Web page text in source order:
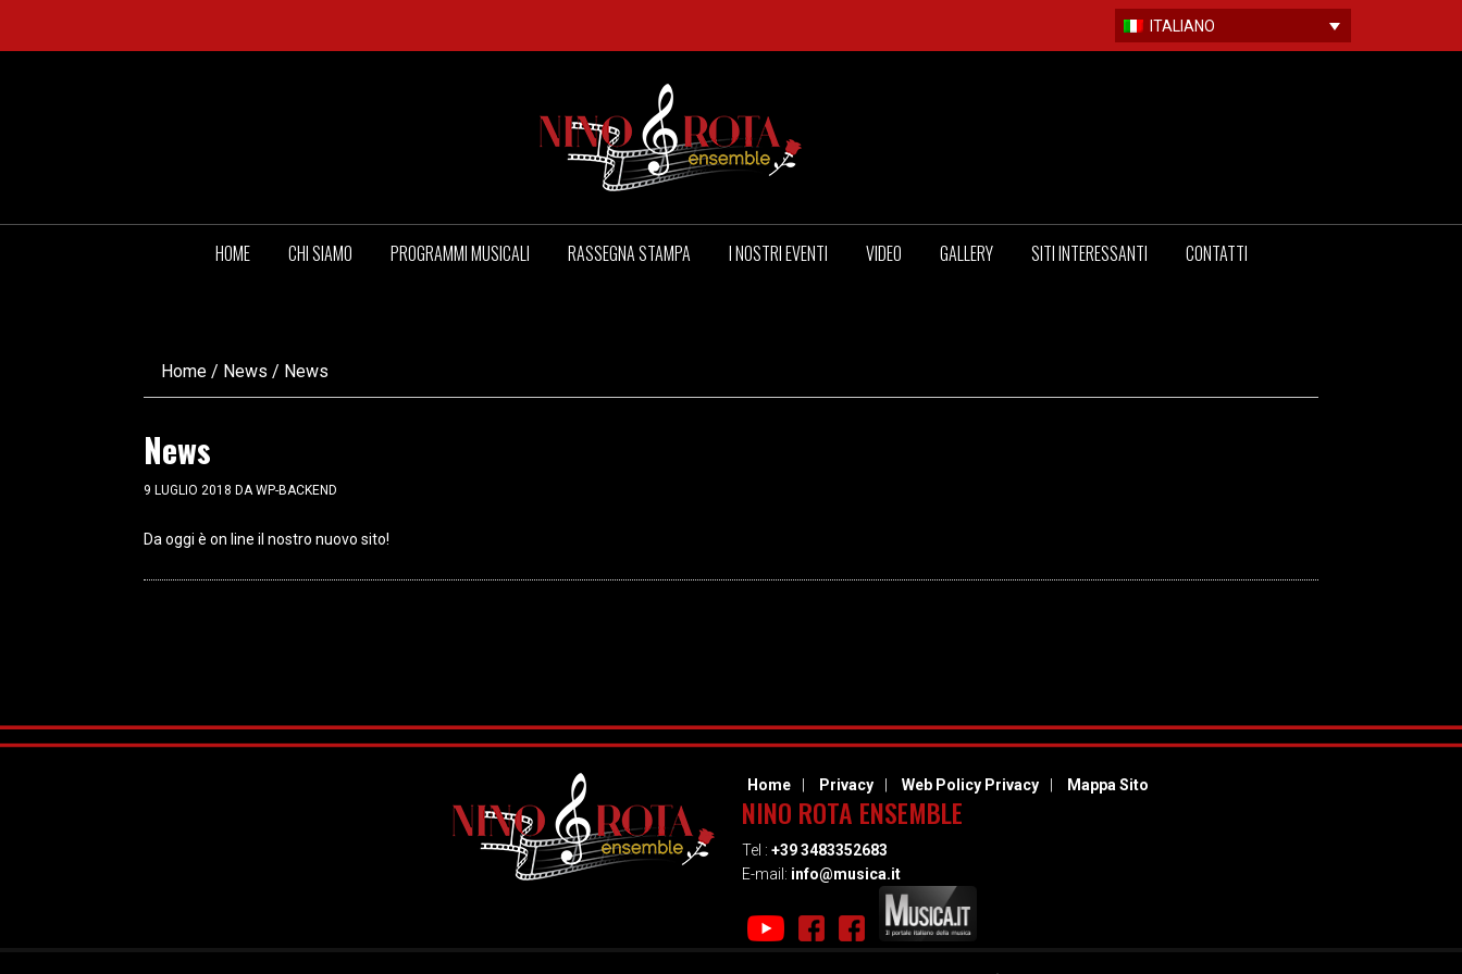
ITALIANO
HOME CHI SIAMO PROGRAMMI MUSICALI RASSEGNA STAMPA I NOSTRI EVENTI VIDEO GALLERY SITI INTERESSANTI CONTATTI
Home / News / News
News
9 LUGLIO 2018 DAWP-BACKEND
Da oggi è on line il nostro nuovo sito!
Home Privacy Web Policy Privacy Mappa Sito
NINO ROTA ENSEMBLE
Tel : +39 3483352683
E-mail: info@musica.it